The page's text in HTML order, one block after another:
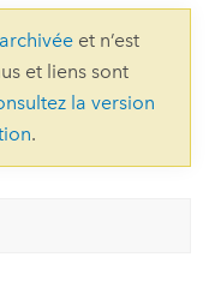
archivéeet n’est
et liens sont
la version
.